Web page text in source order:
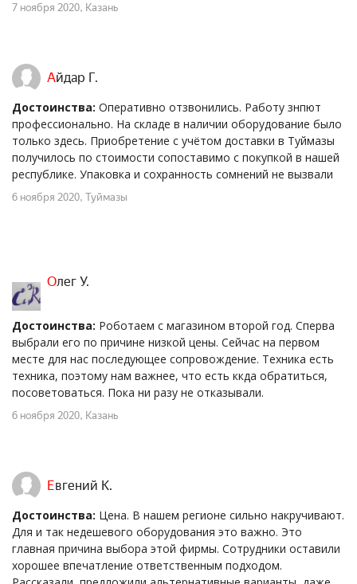
7 ноября 2020, Казань
Айдар Г.
Достоинства: Оперативно отзвонились. Работу знпют
профессионально. На складе в наличии оборудование было
только здесь. Приобретение с учётом доставки в Туймазы
получилось по стоимости сопоставимо с покупкой в нашей
республике. Упаковка и сохранность сомнений не вызвали
6 ноября 2020, Туймазы
Олег У.
Достоинства: Роботаем с магазином второй год. Сперва
выбрали его по причине низкой цены. Сейчас на первом
месте для нас последующее сопровождение. Техника есть
техника, поэтому нам важнее, что есть ккда обратиться,
посоветоваться. Пока ни разу не отказывали.
6 ноября 2020, Казань
Евгений К.
Достоинства: Цена. В нашем регионе сильно накручивают.
Для и так недешевого оборудования это важно. Это
главная причина выбора этой фирмы. Сотрудники оставили
хорошее впечатление ответственным подходом.